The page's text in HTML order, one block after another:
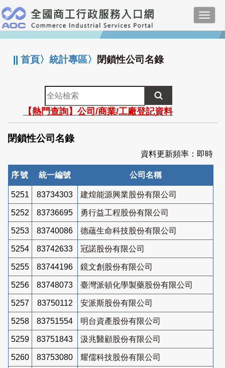
跳
到
主
要
:::
||首頁〉統計專區〉 閉鎖性公司名錄
全
站
檢
索
【熱門查詢】公司/商業/工廠登記資料
閉鎖性公司名錄
資料更新頻率：即時
序號 統一編號 公司名稱
5251 83734303 建煌能源興業股份有限公司
5252 83736695 勇行益工程股份有限公司
5253 83740086 德蘊生命科技股份有限公司
5254 83742633 冠諾股份有限公司
5255 83744196 鏡文創股份有限公司
5256 83748073 臺灣派頓化學製藥股份有限公司
5257 83750112 安派斯股份有限公司
5258 83751554 明台資產股份有限公司
5259 83751843 汲兆醫顧股份有限公司
5260 83753080 耀儒科技股份有限公司